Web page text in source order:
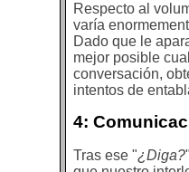
Respecto al
varía
Dado que le
mejor posible
conversación,
intentos de
4:
Tras ese "¿Diga?